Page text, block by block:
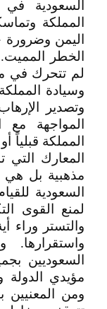
السعودية في
المملكة
اليمن وضرورة
الخطر
لم تتحرك في
وسيادة
وتصدير
المواجهة مع
المملكة قبلياً
المعارك
مذهبية بل هي
السعودية
لمنع القوى
والتستر وراء
السعوديين
مؤيدي الدولة
ومن المعنيين